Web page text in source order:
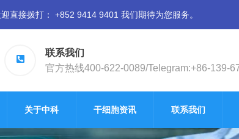
直接拨打： +852 9414 9401 我们期待为您服务。
联系我们
官方热线400-622-0089/Telegram:+86-139-
关于中科 干细胞资讯 联系我们